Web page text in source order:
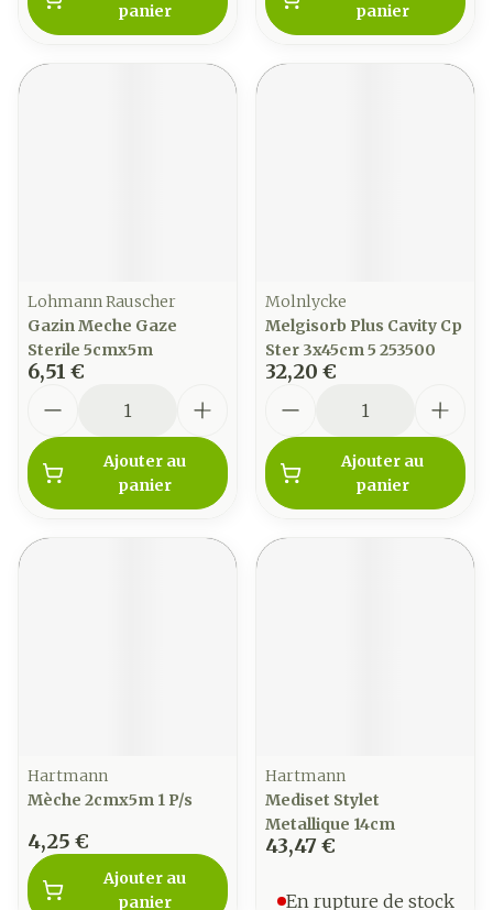
panier
panier
Lohmann Rauscher
Gazin Meche Gaze
Sterile 5cmx5m
6,51 €
Ajouter au
panier
Molnlycke
Melgisorb Plus Cavity Cp
Ster 3x45cm 5 253500
32,20 €
Ajouter au
panier
Hartmann
Mèche 2cmx5m 1 P/s
4,25 €
Ajouter au
panier
Hartmann
Mediset Stylet
Metallique 14cm
43,47 €
En rupture de stock